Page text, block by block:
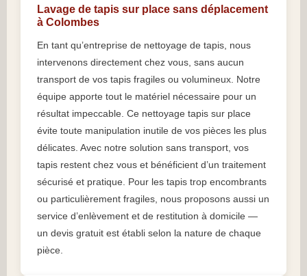
Lavage de tapis sur place sans déplacement
à Colombes
En tant qu’entreprise de nettoyage de tapis, nous
intervenons directement chez vous, sans aucun
transport de vos tapis fragiles ou volumineux. Notre
équipe apporte tout le matériel nécessaire pour un
résultat impeccable. Ce nettoyage tapis sur place
évite toute manipulation inutile de vos pièces les plus
délicates. Avec notre solution sans transport, vos
tapis restent chez vous et bénéficient d’un traitement
sécurisé et pratique. Pour les tapis trop encombrants
ou particulièrement fragiles, nous proposons aussi un
service d’enlèvement et de restitution à domicile —
un devis gratuit est établi selon la nature de chaque
pièce.